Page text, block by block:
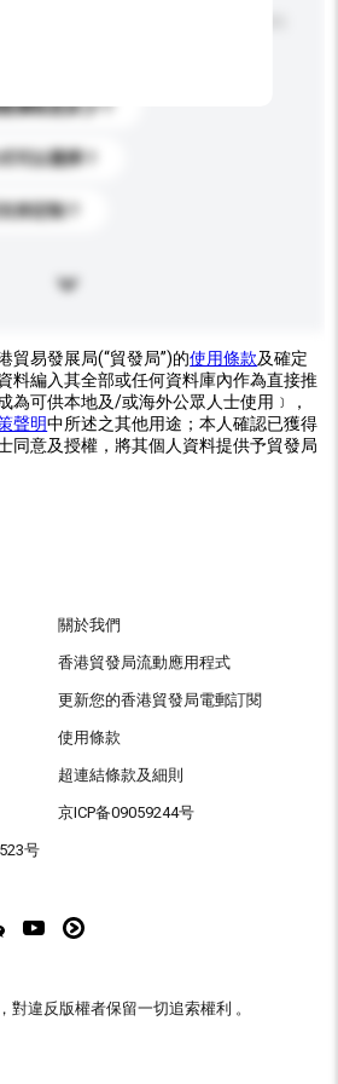
價格是多少？
可以選擇？
持定制？
貿易發展局(“貿發局”)的使用條款及確定
料編入其全部或任何資料庫內作為直接推
為可供本地及/或海外公眾人士使用﹞，
聲明中所述之其他用途；本人確認已獲得
同意及授權，將其個人資料提供予貿發局
關於我們
香港貿發局流動應用程式
更新您的香港貿發局電郵訂閱
使用條款
超連結條款及細則
京ICP备09059244号
号
對違反版權者保留一切追索權利 。